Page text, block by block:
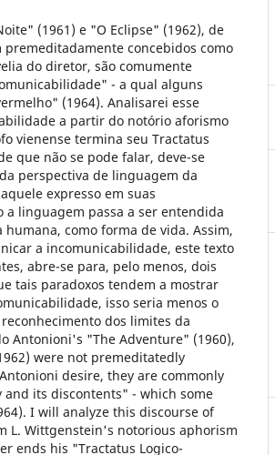
(1961) e "O Eclipse" (1962), de
concebidos como
do diretor, são comumente
- a qual alguns
(1964). Analisarei esse
a partir do notório aforismo
vienense termina seu Tractatus
que não se pode falar, deve-se
perspectiva de linguagem da
expresso em suas
a linguagem passa a ser entendida
como forma de vida. Assim,
a incomunicabilidade, este texto
abre-se para, pelo menos, dois
tais paradoxos tendem a mostrar
isso seria menos o
dos limites da
Antonioni's "The Adventure" (1960),
were not premeditatedly
desire, they are commonly
its discontents" - which some
I will analyze this discourse of
L. Wittgenstein's notorious aphorism
ends his "Tractatus Logico-